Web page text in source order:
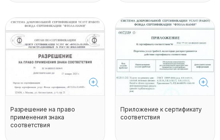
Разрешение на право
применения знака
соответствия
Приложение к сертификату
соответствия